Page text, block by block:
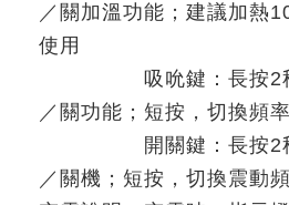
／關加溫功能；建議加熱
使用
吸吮鍵：長按2
／關功能；短按，切換頻率
開關鍵：長按2
／關機；短按，切換震動